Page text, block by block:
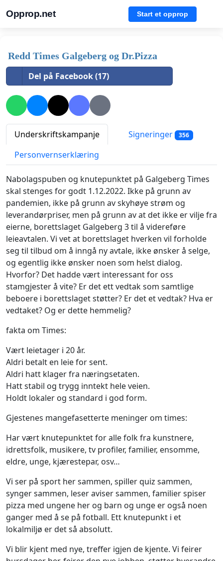
Opprop.net Start et opprop
Redd Times Galgeberg og Dr.Pizza
Del på Facebook (17)
Underskriftskampanje Signeringer 356
Personvernserklæring
Nabolagspuben og knutepunktet på Galgeberg Times
skal stenges for godt 1.12.2022. Ikke på grunn av
pandemien, ikke på grunn av skyhøye strøm og
leverandørpriser, men på grunn av at det ikke er vilje fra
eierne, borettslaget Galgeberg 3 til å videreføre
leieavtalen. Vi vet at borettslaget hverken vil forholde
seg til tilbud om å inngå ny avtale, ikke ønsker å selge,
og egentlig ikke ønsker noen som helst dialog.
Hvorfor? Det hadde vært interessant for oss
stamgjester å vite? Er det ett vedtak som samtlige
beboere i borettslaget støtter? Er det et vedtak? Hva er
vedtaket? Og er dette hemmelig?
fakta om Times:
Vært leietager i 20 år.
Aldri betalt en leie for sent.
Aldri hatt klager fra næringsetaten.
Hatt stabil og trygg inntekt hele veien.
Holdt lokaler og standard i god form.
Gjestenes mangefasetterte meninger om times:
Har vært knutepunktet for alle folk fra kunstnere,
idrettsfolk, musikere, tv profiler, familier, ensomme,
eldre, unge, kjærestepar, osv…
Vi ser på sport her sammen, spiller quiz sammen,
synger sammen, leser aviser sammen, familier spiser
pizza med ungene her og barn og unge er også noen
ganger med å se på fotball. Ett knutepunkt i et
lokalmiljø er det så absolutt.
Vi blir kjent med nye, treffer igjen de kjente. Vi feirer